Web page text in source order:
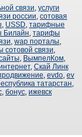
связи, услуги
россии, сотовая
, USSD, тарифные
Билайн, тарифы
, wap порталы,
сотовой связи,
, ВымпелКом,
, Скай Линк
, evdo, ev
татарстан,
, бонус, ижевск